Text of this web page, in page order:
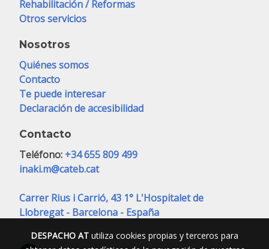
Rehabilitación / Reformas
Otros servicios
Nosotros
Quiénes somos
Contacto
Te puede interesar
Declaración de accesibilidad
Contacto
Teléfono: +34 655 809 499
inaki.m@cateb.cat
Carrer Rius i Carrió, 43 1° L'Hospitalet de
Llobregat - Barcelona - España
DESPACHO AT utiliza cookies propias y terceros para